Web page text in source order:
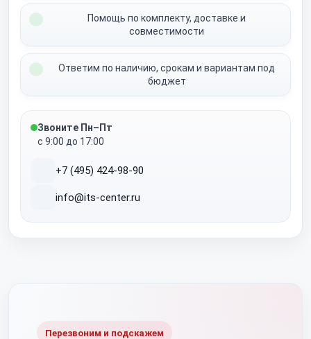
Помощь по комплекту, доставке и
совместимости
Ответим по наличию, срокам и вариантам под
бюджет
Звоните Пн–Пт
с 9:00 до 17:00
+7 (495) 424-98-90
info@its-center.ru
Перезвоним и подскажем